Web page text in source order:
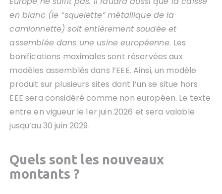
en blanc (le “squelette” métallique de la
camionnette) soit entièrement soudée et
assemblée dans une usine européenne. Les
bonifications maximales sont réservées aux
modèles assemblés dans l’EEE. Ainsi, un modèle
produit sur plusieurs sites dont l’un se situe hors
EEE sera considéré comme non européen. Le texte
entre en vigueur le 1er juin 2026 et sera valable
jusqu’au 30 juin 2029.
Quels sont les nouveaux
montants ?